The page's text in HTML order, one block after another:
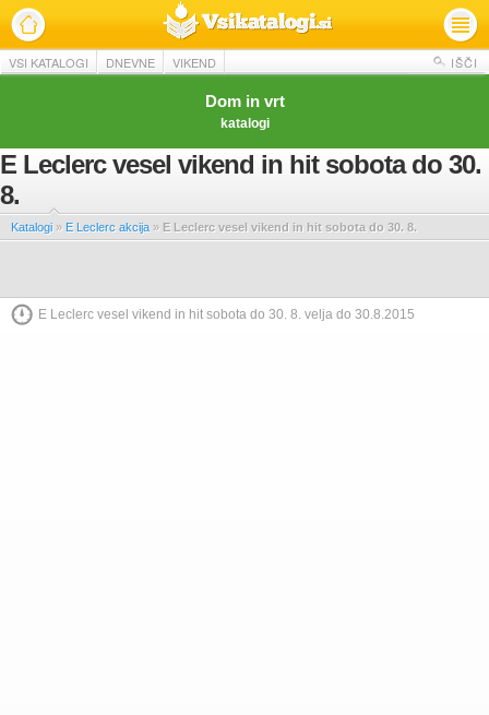
VSI KATALOGI DNEVNE VIKEND IŠČI
Dom in vrt
katalogi
E Leclerc vesel vikend in hit sobota do 30.
8.
Katalogi » E Leclerc akcija » E Leclerc vesel vikend in hit sobota do 30. 8.
E Leclerc vesel vikend in hit sobota do 30. 8. velja do 30.8.2015